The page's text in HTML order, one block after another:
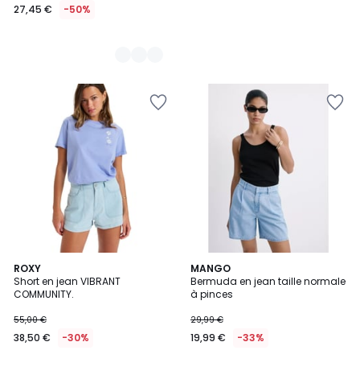
27,45 € -50%
ROXY
Short en jean VIBRANT
COMMUNITY.
55,00 €
38,50 € -30%
MANGO
Bermuda en jean taille normale
à pinces
29,99 €
19,99 € -33%
4
/
5